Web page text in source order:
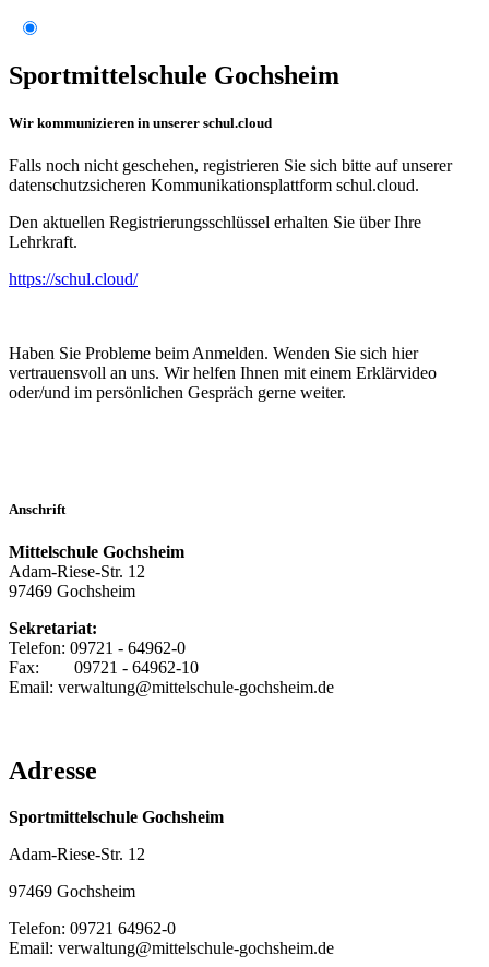
Sportmittelschule Gochsheim
Wir kommunizieren in unserer schul.cloud
Falls noch nicht geschehen, registrieren Sie sich bitte auf unserer
datenschutzsicheren Kommunikationsplattform schul.cloud.
Den aktuellen Registrierungsschlüssel erhalten Sie über Ihre
Lehrkraft.
https://schul.cloud/
Haben Sie Probleme beim Anmelden. Wenden Sie sich hier
vertrauensvoll an uns. Wir helfen Ihnen mit einem Erklärvideo
oder/und im persönlichen Gespräch gerne weiter.
Anschrift
Mittelschule Gochsheim
Adam-Riese-Str. 12
97469 Gochsheim
Sekretariat:
Telefon: 09721 - 64962-0
Fax: 09721 - 64962-10
Email: verwaltung@mittelschule-gochsheim.de
Adresse
Sportmittelschule Gochsheim
Adam-Riese-Str. 12
97469 Gochsheim
Telefon: 09721 64962-0
Email: verwaltung@mittelschule-gochsheim.de